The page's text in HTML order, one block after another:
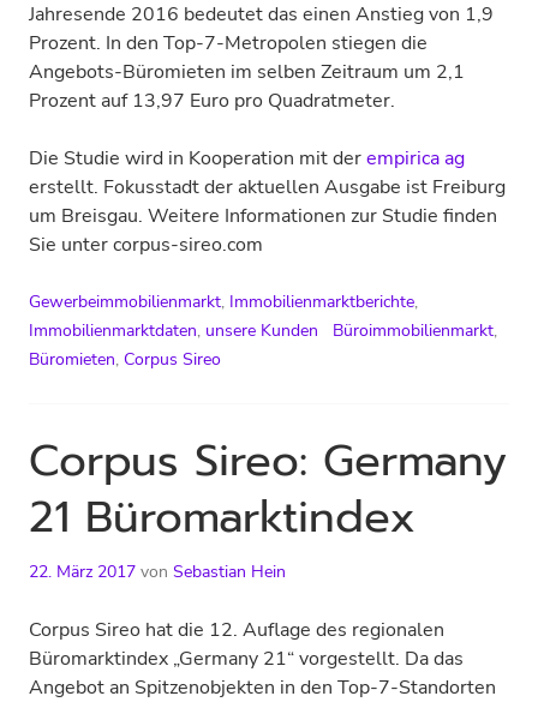
Jahresende 2016 bedeutet das einen Anstieg von 1,9
Prozent. In den Top-7-Metropolen stiegen die
Angebots-Büromieten im selben Zeitraum um 2,1
Prozent auf 13,97 Euro pro Quadratmeter.
Die Studie wird in Kooperation mit derempirica ag
erstellt. Fokusstadt der aktuellen Ausgabe ist Freiburg
um Breisgau. Weitere Informationen zur Studie finden
Sie unter corpus-sireo.com
Gewerbeimmobilienmarkt, Immobilienmarktberichte,
Immobilienmarktdaten, unsere Kunden Büroimmobilienmarkt,
Büromieten, Corpus Sireo
Corpus Sireo: Germany
21 Büromarktindex
22. März 2017 von Sebastian Hein
Corpus Sireo hat die 12. Auflage des regionalen
Büromarktindex „Germany 21“ vorgestellt. Da das
Angebot an Spitzenobjekten in den Top-7-Standorten